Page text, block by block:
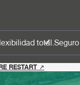
total.
RESTART ↗